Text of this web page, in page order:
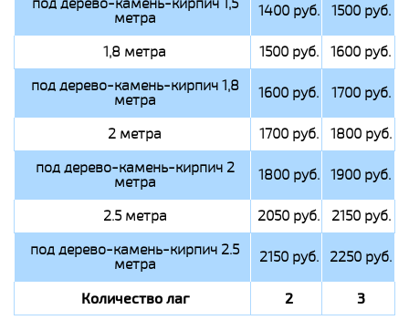
метра 1400 руб. 1500 руб.
1,8 метра 1500 руб.
1600 руб.
под дерево-камень-кирпич 1,8
метра 1600 руб. 1700 руб.
2 метра 1700 руб.
1800 руб.
под дерево-камень-кирпич 2
метра 1800 руб. 1900 руб.
2.5 метра 2050 руб.
2150 руб.
под дерево-камень-кирпич 2.5
метра 2150 руб. 2250 руб.
Количество лаг 2 3